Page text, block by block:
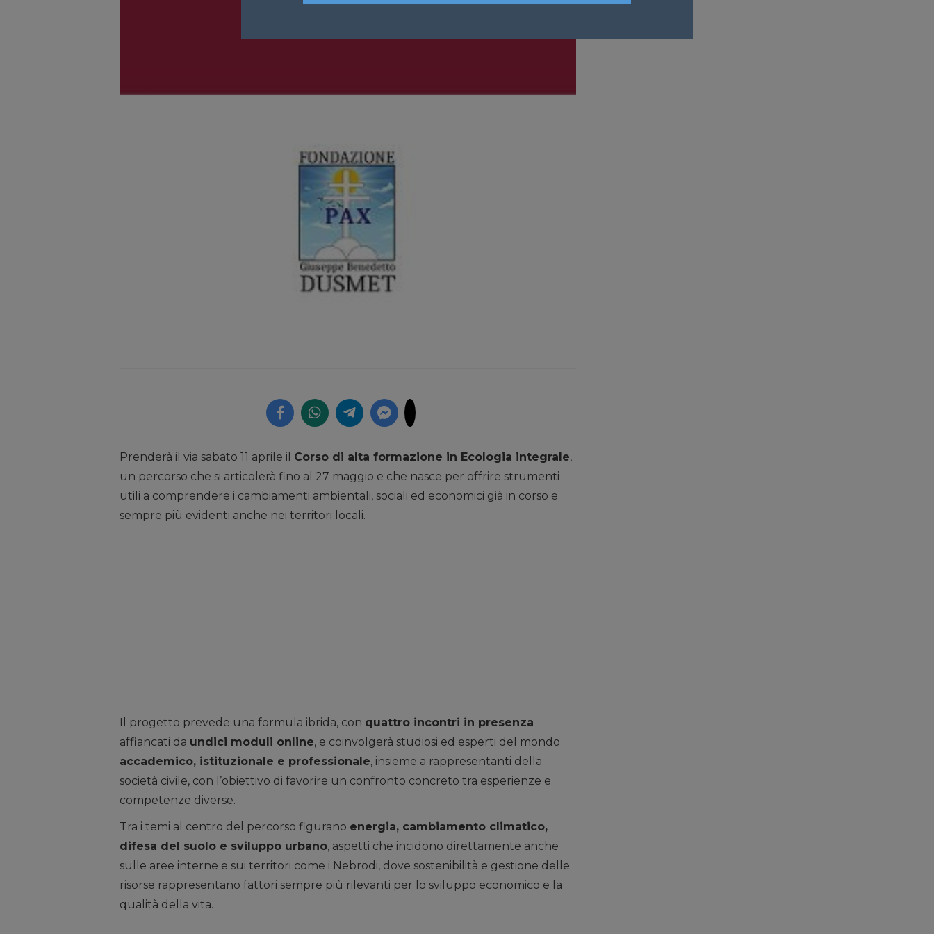
Prenderà il via sabato 11 aprile il Corso di alta formazione in Ecologia integrale,
un percorso che si articolerà fino al 27 maggio e che nasce per offrire strumenti
utili a comprendere i cambiamenti ambientali, sociali ed economici già in corso e
sempre più evidenti anche nei territori locali.
Il progetto prevede una formula ibrida, con quattro incontri in presenza
affiancati da undici moduli online, e coinvolgerà studiosi ed esperti del mondo
accademico, istituzionale e professionale, insieme a rappresentanti della
società civile, con l’obiettivo di favorire un confronto concreto tra esperienze e
competenze diverse.
Tra i temi al centro del percorso figurano energia, cambiamento climatico,
difesa del suolo e sviluppo urbano, aspetti che incidono direttamente anche
sulle aree interne e sui territori come i Nebrodi, dove sostenibilità e gestione delle
risorse rappresentano fattori sempre più rilevanti per lo sviluppo economico e la
qualità della vita.